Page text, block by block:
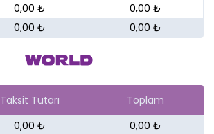
0,00 ₺
0,00 ₺
0,00 ₺ 0,00 ₺
Taksit Tutarı
Toplam
0,00 ₺
0,00 ₺